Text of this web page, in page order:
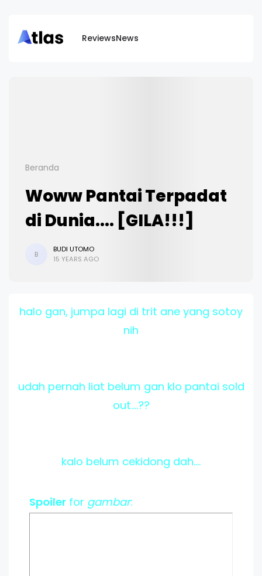
ReviewsNews
Beranda
Woww Pantai Terpadat
di Dunia.... [GILA!!!]
B
BUDI UTOMO
15 YEARS AGO
halo gan, jumpa lagi di trit ane yang sotoy
nih
udah pernah liat belum gan klo pantai sold
out....??
kalo belum cekidong dah....
Spoiler for gambar: